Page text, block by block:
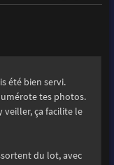
été bien servi.
tes photos.
veiller, ça facilite le
du lot, avec